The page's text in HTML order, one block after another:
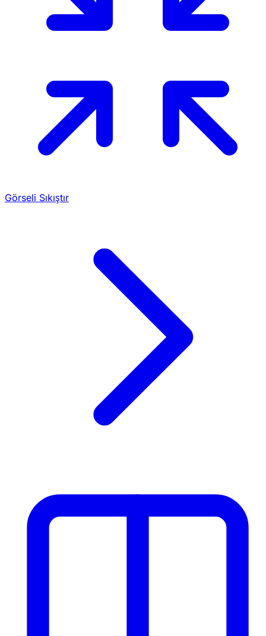
Görseli Sıkıştır